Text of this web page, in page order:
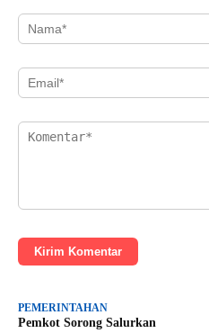
Kirim Komentar
PEMERINTAHAN
Pemkot Sorong Salurkan